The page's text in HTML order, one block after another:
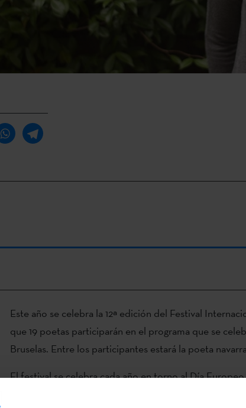
Este año se celebra la 12ª edición del Festival
que 19 poetas participarán en el programa que se
Bruselas. Entre los participantes estará la poeta
El festival se celebra cada año en torno al Día